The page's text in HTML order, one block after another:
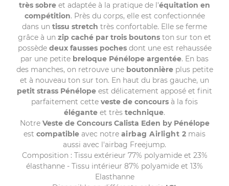
très sobre et adaptée à la pratique de l'équitation en
compétition. Près du corps, elle est confectionnée
dans un tissu stretch très confortable. Elle se ferme
grâce à un zip caché par trois boutons ton sur ton et
possède deux fausses pochesdont une est rehaussée
par une petite breloque Pénélope argentée. En bas
des manches, on retrouve une boutonnièreplus petite
et à nouveau ton sur ton. En haut du bras gauche, un
petit strass Pénélope est délicatement apposé et finit
parfaitement cette veste de concours à la fois
élégante et très technique.
NotreVeste de Concours Calista Eden by Pénélope
est compatibleavec notre airbag Airlight 2 mais
aussi avec l'airbag Freejump.
Composition : Tissu extérieur 77% polyamide et 23%
élasthanne - Tissu intérieur 87% polyamide et 13%
Elasthanne